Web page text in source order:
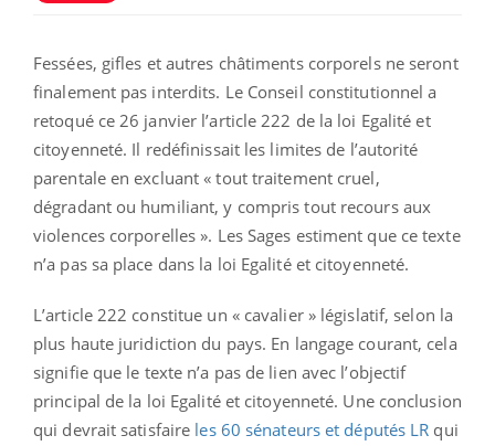
Fessées, gifles et autres châtiments corporels ne seront
finalement pas interdits. Le Conseil constitutionnel a
retoqué ce 26 janvier l’article 222 de la loi Egalité et
citoyenneté. Il redéfinissait les limites de l’autorité
parentale en excluant « tout traitement cruel,
dégradant ou humiliant, y compris tout recours aux
violences corporelles ». Les Sages estiment que ce texte
n’a pas sa place dans la loi Egalité et citoyenneté.
L’article 222 constitue un « cavalier » législatif, selon la
plus haute juridiction du pays. En langage courant, cela
signifie que le texte n’a pas de lien avec l’objectif
principal de la loi Egalité et citoyenneté. Une conclusion
qui devrait satisfaire les 60 sénateurs et députés LR qui